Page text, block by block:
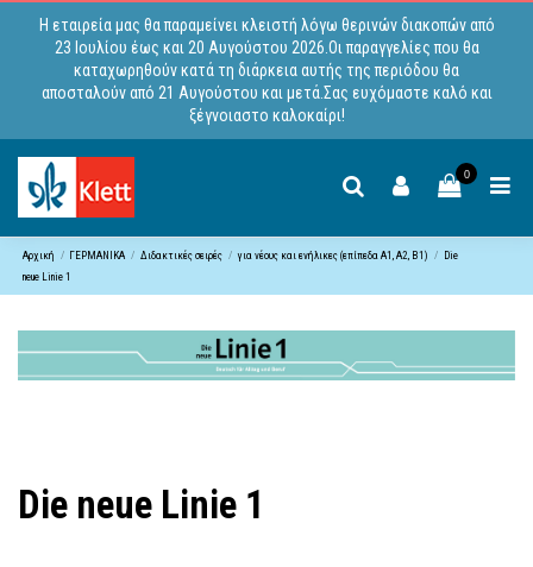
Η εταιρεία μας θα παραμείνει κλειστή λόγω θερινών διακοπών από
23 Ιουλίου έως και 20 Αυγούστου 2026.Οι παραγγελίες που θα
καταχωρηθούν κατά τη διάρκεια αυτής της περιόδου θα
αποσταλούν από 21 Αυγούστου και μετά.Σας ευχόμαστε καλό και
ξέγνοιαστο καλοκαίρι!
0
Αρχική ΓΕΡΜΑΝΙΚΑ Διδακτικές σειρές για νέους και ενήλικες (επίπεδα A1, Α2, B1)
Die
neue Linie 1
Die neue Linie 1